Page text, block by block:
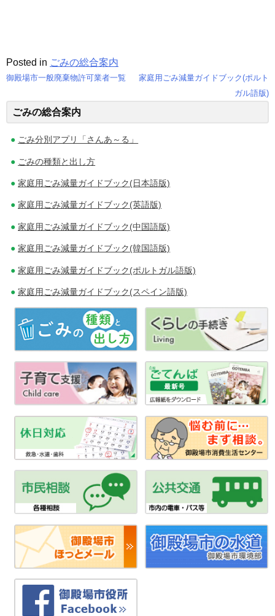
Posted in ごみの総合案内
稿
ナ
ビ
ゲ
ー
シ
ョ
御殿場市一般廃棄物許可業者一覧
家庭用ごみ減量ガイドブック(ポルト
ガル語版)
ごみの総合案内
ごみ分別アプリ「さんあ～る」
ごみの種類と出し方
家庭用ごみ減量ガイドブック(日本語版)
家庭用ごみ減量ガイドブック(英語版)
家庭用ごみ減量ガイドブック(中国語版)
家庭用ごみ減量ガイドブック(韓国語版)
家庭用ごみ減量ガイドブック(ポルトガル語版)
家庭用ごみ減量ガイドブック(スペイン語版)